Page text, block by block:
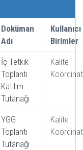
Doküman
Adı
Kullanıcı
Birimler
İç Tetkik
Toplantı
Katılım
Tutanağı
Kalite
YGG
Toplantı
Tutanağı
Kalite